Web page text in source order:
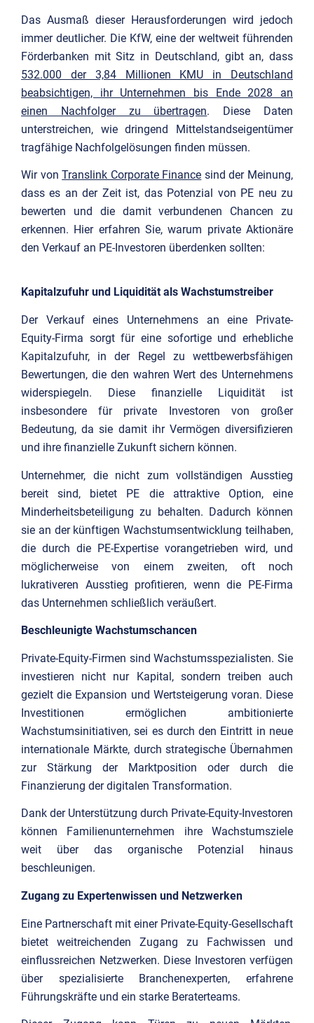
Das Ausmaß dieser Herausforderungen wird jedoch
immer deutlicher. Die KfW, eine der weltweit führenden
Förderbanken mit Sitz in Deutschland, gibt an, dass
532.000 der 3,84 Millionen KMU in Deutschland
beabsichtigen, ihr Unternehmen bis Ende 2028 an
einen Nachfolger zu übertragen. Diese Daten
unterstreichen, wie dringend Mittelstandseigentümer
tragfähige Nachfolgelösungen finden müssen.
Wir vonTranslink Corporate Finance sind der Meinung,
dass es an der Zeit ist, das Potenzial von PE neu zu
bewerten und die damit verbundenen Chancen zu
erkennen. Hier erfahren Sie, warum private Aktionäre
den Verkauf an PE-Investoren überdenken sollten:
Kapitalzufuhr und Liquidität als Wachstumstreiber
Der Verkauf eines Unternehmens an eine Private-
Equity-Firma sorgt für eine sofortige und erhebliche
Kapitalzufuhr, in der Regel zu wettbewerbsfähigen
Bewertungen, die den wahren Wert des Unternehmens
widerspiegeln. Diese finanzielle Liquidität ist
insbesondere für private Investoren von großer
Bedeutung, da sie damit ihr Vermögen diversifizieren
und ihre finanzielle Zukunft sichern können.
Unternehmer, die nicht zum vollständigen Ausstieg
bereit sind, bietet PE die attraktive Option, eine
Minderheitsbeteiligung zu behalten. Dadurch können
sie an der künftigen Wachstumsentwicklung teilhaben,
die durch die PE-Expertise vorangetrieben wird, und
möglicherweise von einem zweiten, oft noch
lukrativeren Ausstieg profitieren, wenn die PE-Firma
das Unternehmen schließlich veräußert.
Beschleunigte Wachstumschancen
Private-Equity-Firmen sind Wachstumsspezialisten. Sie
investieren nicht nur Kapital, sondern treiben auch
gezielt die Expansion und Wertsteigerung voran. Diese
Investitionen ermöglichen ambitionierte
Wachstumsinitiativen, sei es durch den Eintritt in neue
internationale Märkte, durch strategische Übernahmen
zur Stärkung der Marktposition oder durch die
Finanzierung der digitalen Transformation.
Dank der Unterstützung durch Private-Equity-Investoren
können Familienunternehmen ihre Wachstumsziele
weit über das organische Potenzial hinaus
beschleunigen.
Zugang zu Expertenwissen und Netzwerken
Eine Partnerschaft mit einer Private-Equity-Gesellschaft
bietet weitreichenden Zugang zu Fachwissen und
einflussreichen Netzwerken. Diese Investoren verfügen
über spezialisierte Branchenexperten, erfahrene
Führungskräfte und ein starke Beraterteams.